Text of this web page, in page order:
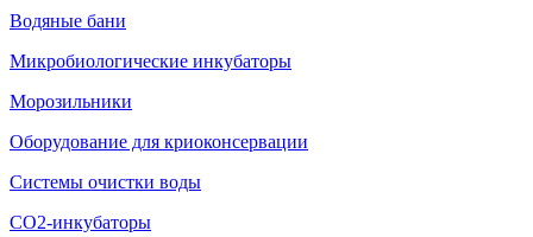
Водяные бани
Микробиологические инкубаторы
Морозильники
Оборудование для криоконсервации
Системы очистки воды
СО2-инкубаторы